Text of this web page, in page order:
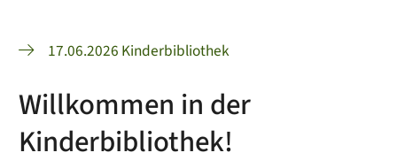
17.06.2026 Kinderbibliothek
Willkommen in der
Kinderbibliothek!